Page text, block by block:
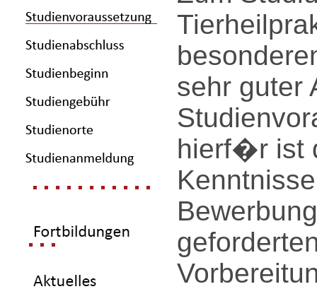
sehr guter
hierf�r ist